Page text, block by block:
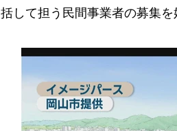
括して担う民間事業者の募集を